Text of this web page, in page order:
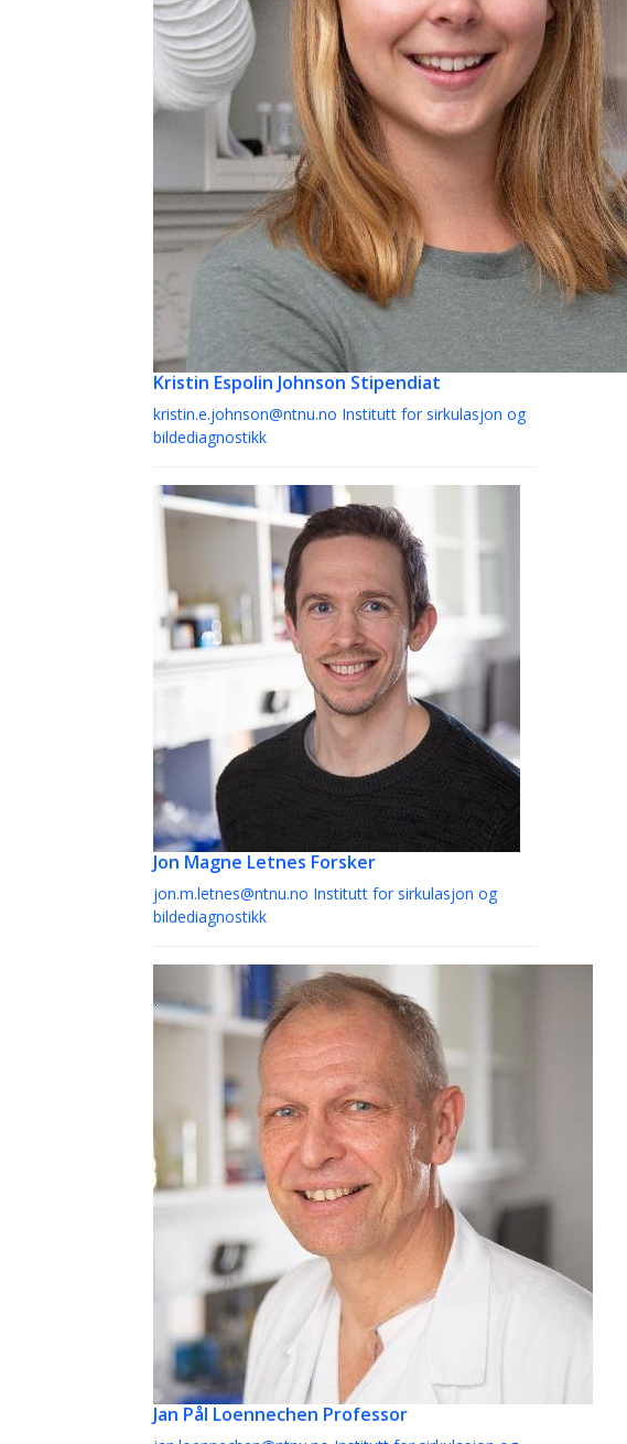
Kristin Espolin Johnson Stipendiat
kristin.e.johnson@ntnu.no Institutt for sirkulasjon og
bildediagnostikk
Jon Magne Letnes Forsker
jon.m.letnes@ntnu.no Institutt for sirkulasjon og
bildediagnostikk
Jan Pål Loennechen Professor